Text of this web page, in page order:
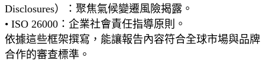
Disclosures）：聚焦氣候變遷風險揭露。
• ISO 26000：企業社會責任指導原則。
依據這些框架撰寫，能讓報告內容符合全球市場與品牌
合作的審查標準。